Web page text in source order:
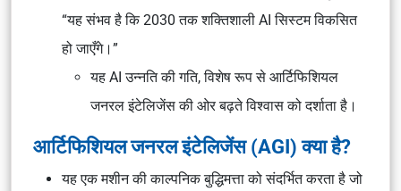
“यह संभव है कि 2030 तक शक्तिशाली AI सिस्टम विकसित
हो जाएँगे।”
यह AI उन्नति की गति, विशेष रूप से आर्टिफिशियल
जनरल इंटेलिजेंस की ओर बढ़ते विश्वास को दर्शाता है।
आर्टिफिशियल जनरल इंटेलिजेंस (AGI) क्या है?
यह एक मशीन की काल्पनिक बुद्धिमत्ता को संदर्भित करता है जो